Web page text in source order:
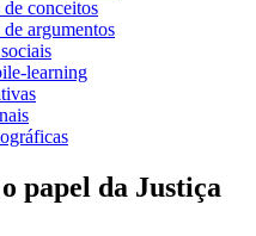
conceitos
argumentos
learning
papel da Justiça